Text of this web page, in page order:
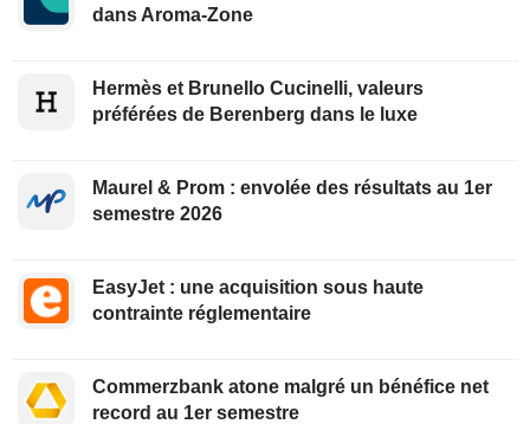
dans Aroma-Zone
Hermès et Brunello Cucinelli, valeurs
préférées de Berenberg dans le luxe
Maurel & Prom : envolée des résultats au 1er
semestre 2026
EasyJet : une acquisition sous haute
contrainte réglementaire
Commerzbank atone malgré un bénéfice net
record au 1er semestre